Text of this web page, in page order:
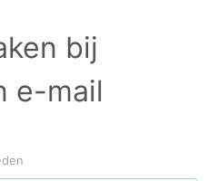
365 - installatie
en Configureren
Admin-DMS wijzigen?
bij
e-mail